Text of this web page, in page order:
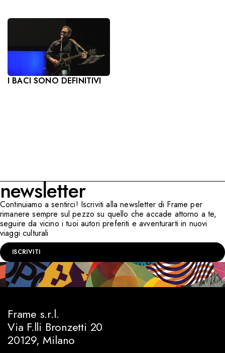
I BACI SONO DEFINITIVI
newsletter
Continuiamo a sentirci! Iscriviti alla newsletter di Frame per
rimanere sempre sul pezzo su quello che accade attorno a te,
seguire da vicino i tuoi autori preferiti e avventurarti in nuovi
viaggi culturali
ISCRIVITI
Frame s.r.l.
Via F.lli Bronzetti 20
20129, Milano